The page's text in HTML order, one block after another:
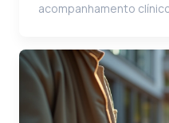
acompanhamento